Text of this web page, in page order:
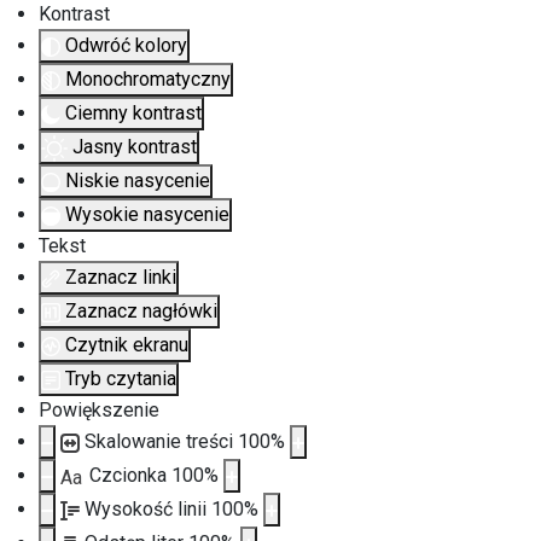
Kontrast
Odwróć kolory
Monochromatyczny
Ciemny kontrast
Jasny kontrast
Niskie nasycenie
Wysokie nasycenie
Tekst
Zaznacz linki
Zaznacz nagłówki
Czytnik ekranu
Tryb czytania
Powiększenie
Skalowanie treści 100%
Aa Czcionka 100%
Wysokość linii 100%